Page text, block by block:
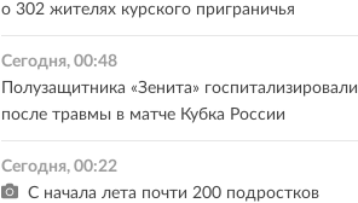
о 302 жителях курского приграничья
Сегодня, 00:48
Полузащитника «Зенита» госпитализировали
после травмы в матче Кубка России
Сегодня, 00:22
С начала лета почти 200 подростков